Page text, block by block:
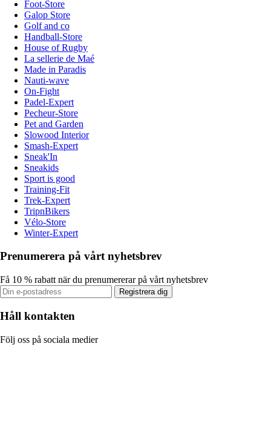
Foot-Store
Galop Store
Golf and co
Handball-Store
House of Rugby
La sellerie de Maé
Made in Paradis
Nauti-wave
On-Fight
Padel-Expert
Pecheur-Store
Pet and Garden
Slowood Interior
Smash-Expert
Sneak'In
Sneakids
Sport is good
Training-Fit
Trek-Expert
TripnBikers
Vélo-Store
Winter-Expert
Prenumerera på vårt nyhetsbrev
Få 10 % rabatt när du prenumererar på vårt nyhetsbrev
Registrera dig
Håll kontakten
Följ oss på sociala medier